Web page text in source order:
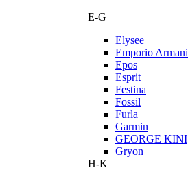
E-G
Elysee
Emporio Armani
Epos
Esprit
Festina
Fossil
Furla
Garmin
GEORGE KINI
Gryon
H-K